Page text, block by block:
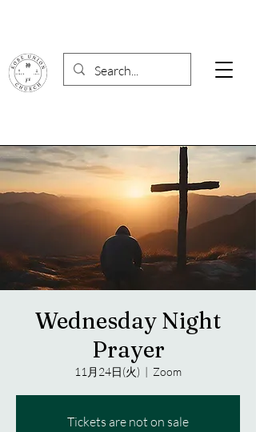
Wednesday Night
Prayer
11月24日(火)
  |
Zoom
Tickets are not on sale